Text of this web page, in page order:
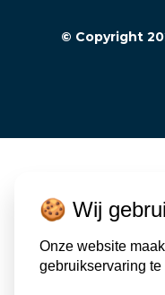
© Copyright
🍪 Wij
Onze website
gebruikservaring